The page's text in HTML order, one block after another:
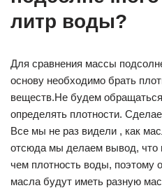
литр воды?
Для сравнения массы
основу необходимо брать
веществ.Не будем
определять плотности.
Все мы не раз видели , как
отсюда мы делаем вывод, что
чем плотность воды,
масла будут иметь разную